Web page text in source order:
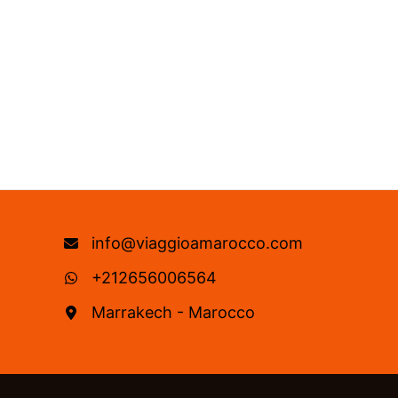
info@viaggioamarocco.com
+212656006564
Marrakech - Marocco